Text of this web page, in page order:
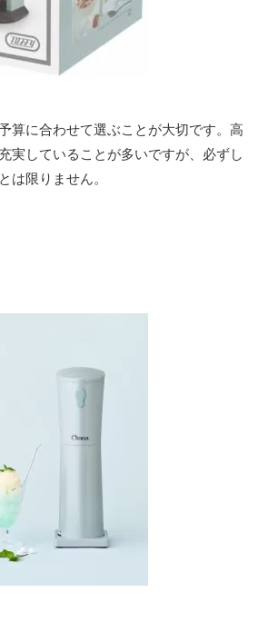
算に合わせて選ぶことが大切です。高
実していることが多いですが、必ずし
は限りません。